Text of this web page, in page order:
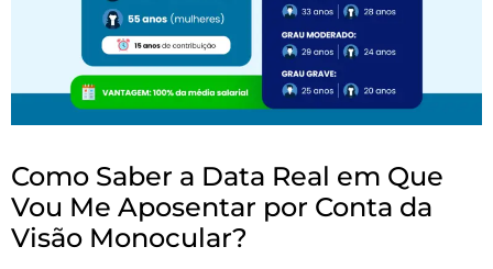
Como Saber a Data Real em Que
Vou Me Aposentar por Conta da
Visão Monocular?